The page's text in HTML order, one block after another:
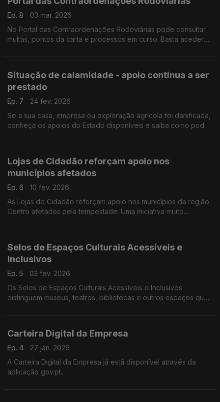
Ep. 8
03 mar. 2026
No Portal das Contraordenações Rodoviárias pode consultar
multas, pontos da carta e processos em curso. Basta aceder
Basta aceder com a Chave Móvel Digital, quando e onde
quiser.
Situação de calamidade - apoio continua a ser
prestado
Ep. 7
24 fev. 2026
Se a sua casa, empresa ou exploração agrícola foi danificada,
conheça os apoios do Estado disponíveis e saiba como pode
Lojas de Cidadão reforçam apoio nos
municípios afetados
Ep. 6
10 fev. 2026
As Lojas de Cidadão reforçam apoio nos municípios da região
Centro afetados pela tempestade. Uma iniciativa muito
Selos de Espaços Culturais Acessíveis e
Inclusivos
Ep. 5
03 fev. 2026
Os Selos de Espaços Culturais Acessíveis e Inclusivos
distinguem museus, teatros, bibliotecas e outros espaços que
Carteira Digital da Empresa
Ep. 4
27 jan. 2026
A Carteira Digital da Empresa já está disponível através da
aplicação gov.pt.